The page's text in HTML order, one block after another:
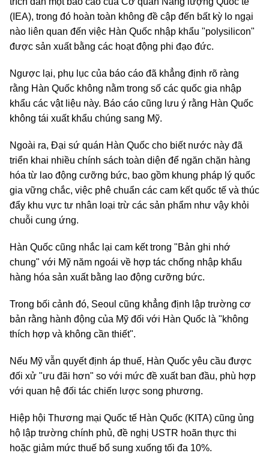
(IEA), trong đó hoàn toàn không đề cập đến bất kỳ lo ngại
nào liên quan đến việc Hàn Quốc nhập khẩu "polysilicon"
được sản xuất bằng các hoạt động phi đạo đức.
Ngược lại, phụ lục của báo cáo đã khẳng định rõ ràng
rằng Hàn Quốc không nằm trong số các quốc gia nhập
khẩu các vật liệu này. Báo cáo cũng lưu ý rằng Hàn Quốc
không tái xuất khẩu chúng sang Mỹ.
Ngoài ra, Đại sứ quán Hàn Quốc cho biết nước này đã
triển khai nhiều chính sách toàn diện để ngăn chặn hàng
hóa từ lao động cưỡng bức, bao gồm khung pháp lý quốc
gia vững chắc, việc phê chuẩn các cam kết quốc tế và thúc
đẩy khu vực tư nhân loại trừ các sản phẩm như vậy khỏi
chuỗi cung ứng.
Hàn Quốc cũng nhắc lại cam kết trong "Bản ghi nhớ
chung" với Mỹ năm ngoái về hợp tác chống nhập khẩu
hàng hóa sản xuất bằng lao động cưỡng bức.
Trong bối cảnh đó, Seoul cũng khẳng định lập trường cơ
bản rằng hành động của Mỹ đối với Hàn Quốc là "không
thích hợp và không cần thiết".
Nếu Mỹ vẫn quyết định áp thuế, Hàn Quốc yêu cầu được
đối xử "ưu đãi hơn" so với mức đề xuất ban đầu, phù hợp
với quan hệ đối tác chiến lược song phương.
Hiệp hội Thương mại Quốc tế Hàn Quốc (KITA) cũng ủng
hộ lập trường chính phủ, đề nghị USTR hoãn thực thi
hoặc giảm mức thuế bổ sung xuống tối đa 10%.